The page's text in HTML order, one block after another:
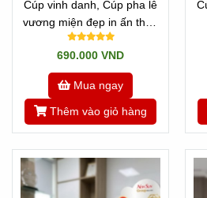
Cúp vinh danh, Cúp pha lê
vương miện đẹp in ấn theo
yêu cầu -30
690.000 VND
Mua ngay
Thêm vào giỏ hàng